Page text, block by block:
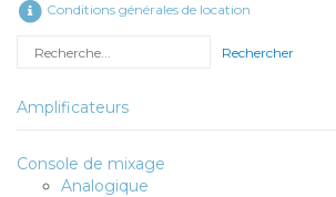
Conditions générales de location
Rechercher
Amplificateurs
Console de mixage
Analogique